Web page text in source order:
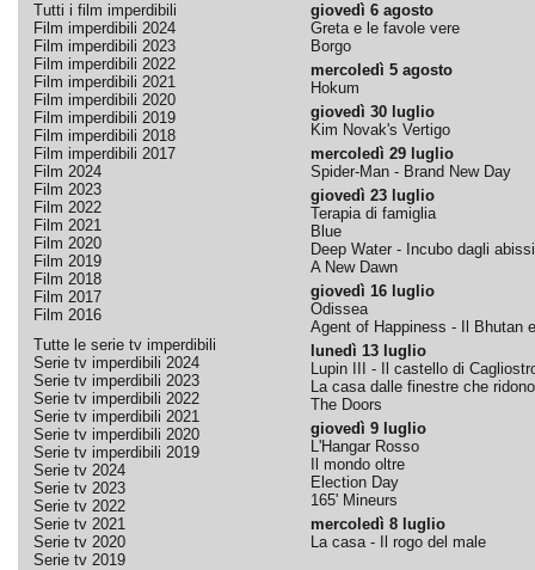
Tutti i film imperdibili
Film imperdibili 2024
Film imperdibili 2023
Film imperdibili 2022
Film imperdibili 2021
Film imperdibili 2020
Film imperdibili 2019
Film imperdibili 2018
Film imperdibili 2017
Film 2024
Film 2023
Film 2022
Film 2021
Film 2020
Film 2019
Film 2018
Film 2017
Film 2016
Tutte le serie tv imperdibili
Serie tv imperdibili 2024
Serie tv imperdibili 2023
Serie tv imperdibili 2022
Serie tv imperdibili 2021
Serie tv imperdibili 2020
Serie tv imperdibili 2019
Serie tv 2024
Serie tv 2023
Serie tv 2022
Serie tv 2021
Serie tv 2020
Serie tv 2019
giovedì 6 agosto
Greta e le favole vere
Borgo
mercoledì 5 agosto
Hokum
giovedì 30 luglio
Kim Novak's Vertigo
mercoledì 29 luglio
Spider-Man - Brand New Day
giovedì 23 luglio
Terapia di famiglia
Blue
Deep Water - Incubo dagli abissi
A New Dawn
giovedì 16 luglio
Odissea
Agent of Happiness - Il Bhutan
lunedì 13 luglio
Lupin III - Il castello di
La casa dalle finestre che ridono
The Doors
giovedì 9 luglio
L'Hangar Rosso
Il mondo oltre
Election Day
165' Mineurs
mercoledì 8 luglio
La casa - Il rogo del male